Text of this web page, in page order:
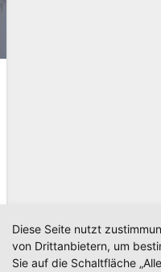
Diese Seite nutzt
von Drittanbietern, um
Sie auf die Schaltfläche